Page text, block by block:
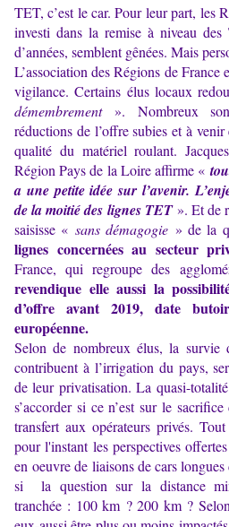
TET, c’est le car. Pour leur part, les
investi dans la remise à niveau
d’années, semblent gênées. Mais
L’association des Régions de France
vigilance. Certains élus locaux
démembrement ». Nombreux
réductions de l’offre subies et à
qualité du matériel roulant.
Région Pays de la Loire affirme «
a une petite idée sur l’avenir.
de la moitié des lignes TET». Et de
saisisse « sans démagogie » de la
lignes concernées au secteur
France, qui regroupe des
revendique elle aussi la
d’offre avant 2019, date
européenne.
Selon de nombreux élus, la survie
contribuent à l’irrigation du pays,
de leur privatisation. La quasi-
s’accorder si ce n’est sur le
transfert aux opérateurs privés.
pour l'instant les perspectives
en oeuvre de liaisons de cars
si la question sur la distance
tranchée : 100 km ? 200 km ?